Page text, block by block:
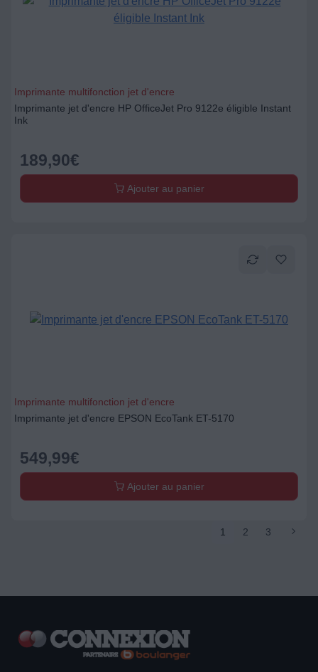
Imprimante multifonction jet d'encre
Imprimante jet d'encre HP OfficeJet Pro 9122e éligible Instant
Ink
189,90€
Ajouter au panier
Imprimante multifonction jet d'encre
Imprimante jet d'encre EPSON EcoTank ET-5170
549,99€
Ajouter au panier
1 2 3